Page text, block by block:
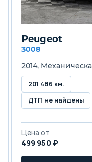
Peugeot
3008
2014,
201 486 км.
ДТП не найдены
Цена от
499 950 ₽